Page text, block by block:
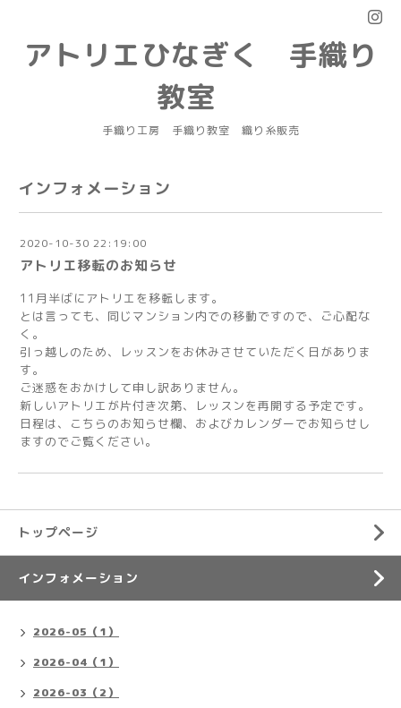
アトリエひなぎく 手織り
教室
手織り工房 手織り教室 織り糸販売
インフォメーション
2020-10-30 22:19:00
アトリエ移転のお知らせ
11月半ばにアトリエを移転します。
とは言っても、同じマンション内での移動ですので、ご心配な
く。
引っ越しのため、レッスンをお休みさせていただく日がありま
す。
ご迷惑をおかけして申し訳ありません。
新しいアトリエが片付き次第、レッスンを再開する予定です。
日程は、こちらのお知らせ欄、およびカレンダーでお知らせし
ますのでご覧ください。
トップページ
インフォメーション
2026-05（1）
2026-04（1）
2026-03（2）